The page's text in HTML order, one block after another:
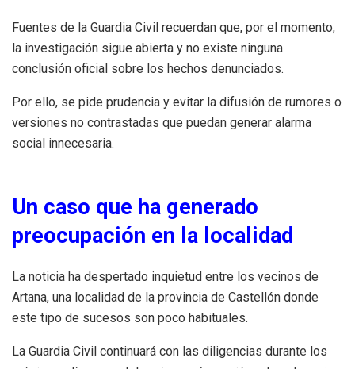
Fuentes de la Guardia Civil recuerdan que, por el momento,
la investigación sigue abierta y no existe ninguna
conclusión oficial sobre los hechos denunciados.
Por ello, se pide prudencia y evitar la difusión de rumores o
versiones no contrastadas que puedan generar alarma
social innecesaria.
Un caso que ha generado
preocupación en la localidad
La noticia ha despertado inquietud entre los vecinos de
Artana, una localidad de la provincia de Castellón donde
este tipo de sucesos son poco habituales.
La Guardia Civil continuará con las diligencias durante los